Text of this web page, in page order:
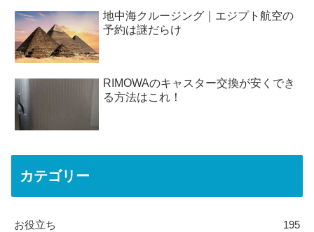
地中海クルージング｜エジプト航空の
予約は謎だらけ
RIMOWAのキャスター交換が安くでき
る方法はこれ！
カテゴリー
お役立ち 195